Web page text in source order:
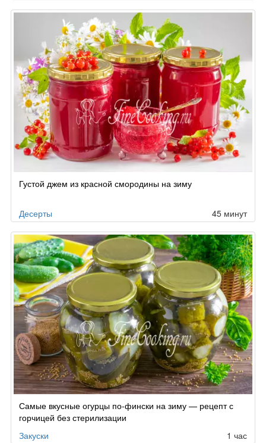
Густой джем из красной смородины на зиму
Десерты 45 минут
Самые вкусные огурцы по-фински на зиму — рецепт с
горчицей без стерилизации
Закуски
1 час